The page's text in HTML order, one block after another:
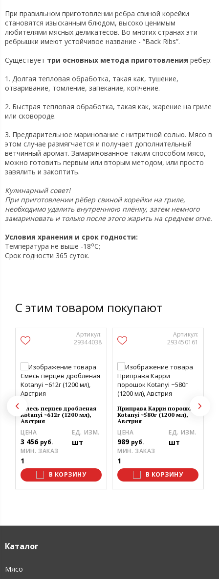
При правильном приготовлении ребра свиной корейки
становятся изысканным блюдом, высоко ценимым
любителями мясных деликатесов. Во многих странах эти
ребрышки имеют устойчивое название - “Back Ribs”.
Существует три основных метода приготовления рёбер:
1. Долгая тепловая обработка, такая как, тушение,
отваривание, томление, запекание, копчение.
2. Быстрая тепловая обработка, такая как, жарение на гриле
или сковороде.
3. Предварительное маринование с нитритной солью. Мясо в
этом случае размягчается и получает дополнительный
ветчинный аромат. Замаринованное таким способом мясо,
можно готовить первым или вторым методом, или просто
завялить и закоптить.
Кулинарный совет!
При приготовлении рёбер свиной корейки на гриле,
необходимо удалить внутреннюю плёнку, затем немного
замариновать и только после этого жарить на среднем огне.
Условия хранения и срок годности:
Температура не выше -18oC;
Срок годности 365 суток.
С этим товаром покупают
Артикул:
29344038
Смесь перцев дробленая
Kotanyi ~612г (1200 мл),
Австрия
ЦЕНА
3 456 руб.
ЕД. ИЗМ.
шт
МИН. ЗАКАЗ
1
В КОРЗИНУ
Артикул:
293450161
Приправа Карри порошок
Kotanyi ~580г (1200 мл),
Австрия
ЦЕНА
989 руб.
ЕД. ИЗМ.
шт
МИН. ЗАКАЗ
1
В КОРЗИНУ
Каталог
Мясо